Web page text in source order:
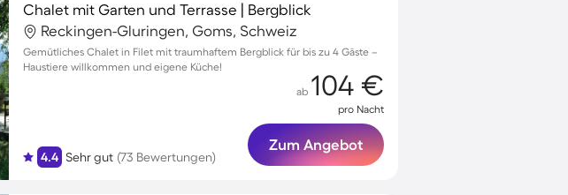
Chalet mit Garten und Terrasse | Bergblick
Reckingen-Gluringen, Goms, Schweiz
Gemütliches Chalet in Filet mit traumhaftem Bergblick für bis zu 4 Gäste –
Haustiere willkommen und eigene Küche!
4.4 Sehr gut (73 Bewertungen)
ab 104 €
pro Nacht
Zum Angebot